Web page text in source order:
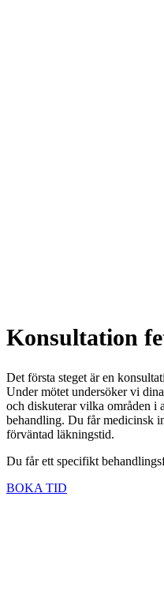
Konsultation
Det första steget är en
Under mötet undersöker vi
och diskuterar vilka områden i
behandling. Du får medicinsk
förväntad läkningstid.
Du får ett specifikt
BOKA TID